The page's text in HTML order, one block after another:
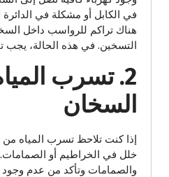
في الكابل أو مشكلة في الدائرة
هناك تراكم للرواسب داخل
التسخين. في هذه الحالة، يجب
2. تسرب
السخان
إذا كنت تلاحظ تسرب المياه
خلل في الخراطيم أو
والصمامات وتأكد من عدم